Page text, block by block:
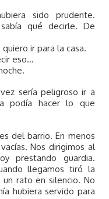
sido prudente.
qué decirle. De
ir para la casa.
eso…
sería peligroso ir a
podía hacer lo que
del barrio. En menos
Nos dirigimos al
prestando guardia.
llegamos tiró la
rato en silencio. No
hubiera servido para